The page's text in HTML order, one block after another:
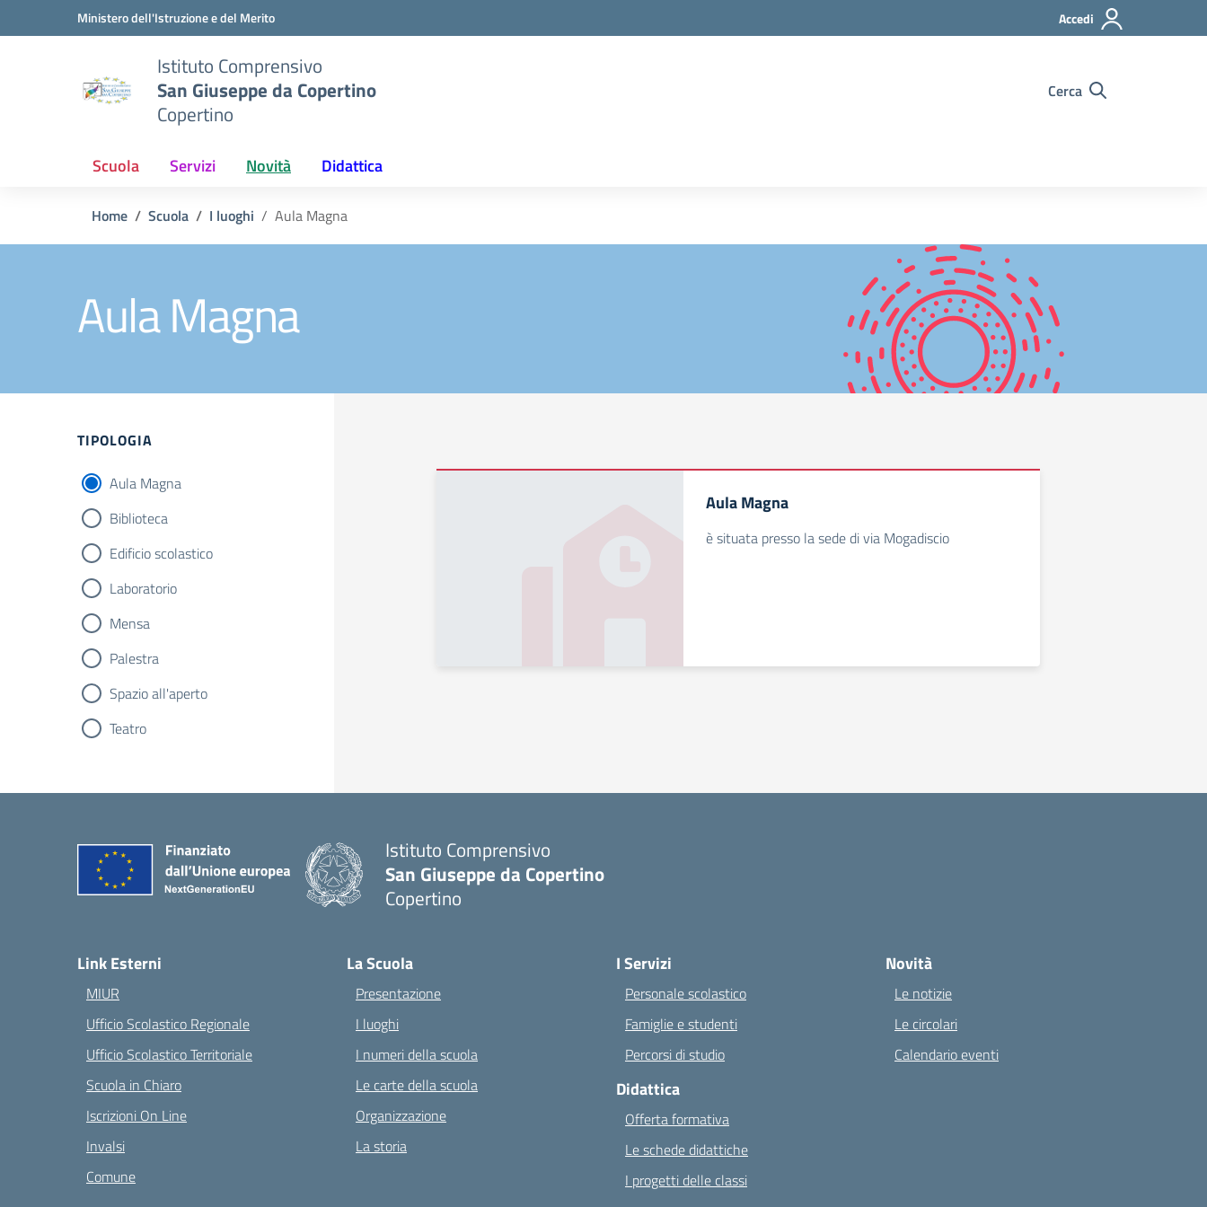
Vai ai contenuti
Vai al menu di navigazioneMinistero dell'Istruzione e del Merito Accedi
Istituto Comprensivo
San Giuseppe da Copertino
Copertino
Cerca
Scuola Servizi Novità Didattica
Home Scuola I luoghi Aula Magna
Aula Magna
Filtri
TIPOLOGIA
Aula Magna
Biblioteca
Edificio scolastico
Laboratorio
Mensa
Palestra
Spazio all'aperto
Teatro
Aula Magna
è situata presso la sede di via Mogadiscio
Istituto Comprensivo
San Giuseppe da Copertino
Copertino
Link Esterni
MIUR
Ufficio Scolastico Regionale
Ufficio Scolastico Territoriale
Scuola in Chiaro
Iscrizioni On Line
Invalsi
Comune
La Scuola
Presentazione
I luoghi
I numeri della scuola
Le carte della scuola
Organizzazione
La storia
I Servizi
Personale scolastico
Famiglie e studenti
Percorsi di studio
Didattica
Offerta formativa
Le schede didattiche
I progetti delle classi
Novità
Le notizie
Le circolari
Calendario eventi